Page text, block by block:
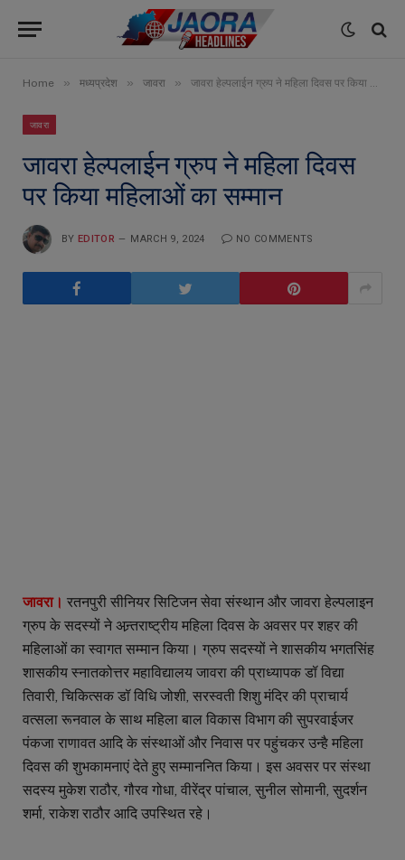
Home » मध्यप्रदेश » जावरा » जावरा हेल्पलाईन ग्रुप ने महिला दिवस पर किया महिलाओं का सम्मान
जावरा
जावरा हेल्पलाईन ग्रुप ने महिला दिवस
पर किया महिलाओं का सम्मान
BY EDITOR MARCH 9, 2024 NO COMMENTS
जावरा। रतनपुरी सीनियर सिटिजन सेवा संस्थान और जावरा हेल्पलाइन
ग्रुप के सदस्यों ने अन्र्तराष्ट्रीय महिला दिवस के अवसर पर शहर की
महिलाओं का स्वागत सम्मान किया। ग्रुप सदस्यों ने शासकीय भगतसिंह
शासकीय स्नातकोत्तर महाविद्यालय जावरा की प्राध्यापक डॉ विद्या
तिवारी, चिकित्सक डॉ विधि जोशी, सरस्वती शिशु मंदिर की प्राचार्य
वत्सला रूनवाल के साथ महिला बाल विकास विभाग की सुपरवाईजर
पंकजा राणावत आदि के संस्थाओं और निवास पर पहुंचकर उन्है महिला
दिवस की शुभकामनाएं देते हुए सम्माननित किया। इस अवसर पर संस्था
सदस्य मुकेश राठौर, गौरव गोधा, वीरेंद्र पांचाल, सुनील सोमानी, सुदर्शन
शर्मा, राकेश राठौर आदि उपस्थित रहे।